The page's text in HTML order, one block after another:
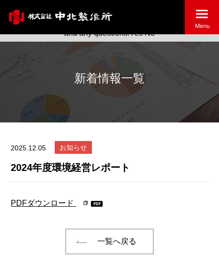
新着情報一覧
2025.12.05 お知らせ
2024年度環境経営レポート
PDFダウンロード
一覧へ戻る
May we use cookies to track your activities? We take your
privacy very seriously. Please see our privacy policy for details
and any questions.Yes No